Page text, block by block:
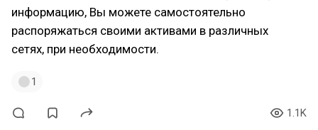
информацию, Вы можете самостоятельно
распоряжаться своими активами в различных
сетях, при необходимости.
1
1.1K